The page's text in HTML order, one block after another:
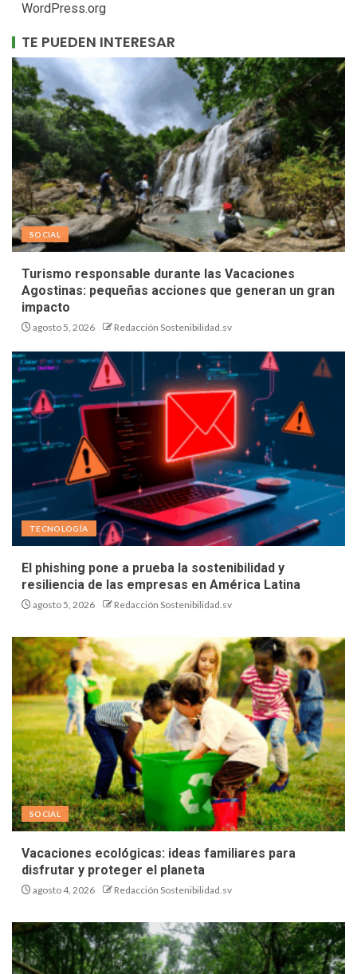
WordPress.org
TE PUEDEN INTERESAR
SOCIAL
Turismo responsable durante las Vacaciones
Agostinas: pequeñas acciones que generan un gran
impacto
agosto 5, 2026 Redacción Sostenibilidad.sv
TECNOLOGÍA
El phishing pone a prueba la sostenibilidad y
resiliencia de las empresas en América Latina
agosto 5, 2026 Redacción Sostenibilidad.sv
SOCIAL
Vacaciones ecológicas: ideas familiares para
disfrutar y proteger el planeta
agosto 4, 2026 Redacción Sostenibilidad.sv